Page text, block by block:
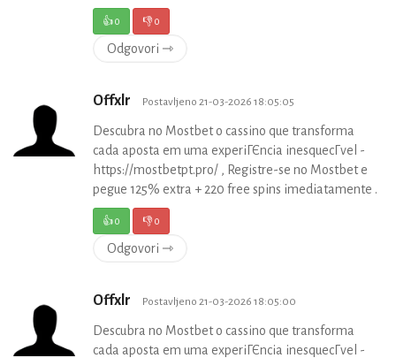
👍0 👎0
Odgovori ⇾
Offxlr Postavljeno 21-03-2026 18:05:05
Descubra no Mostbet o cassino que transforma
cada aposta em uma experiГЄncia inesquecГ­vel -
https://mostbetpt.pro/ , Registre-se no Mostbet e
pegue 125% extra + 220 free spins imediatamente .
👍0 👎0
Odgovori ⇾
Offxlr Postavljeno 21-03-2026 18:05:00
Descubra no Mostbet o cassino que transforma
cada aposta em uma experiГЄncia inesquecГ­vel -